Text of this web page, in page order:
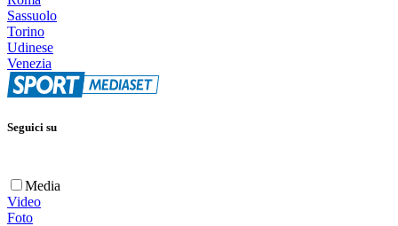
Sassuolo
Torino
Udinese
Venezia
Seguici su
Media
Video
Foto